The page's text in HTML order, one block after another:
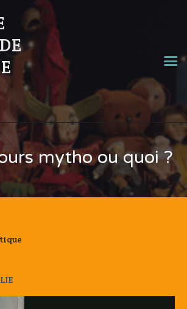
mytho ou quoi ?